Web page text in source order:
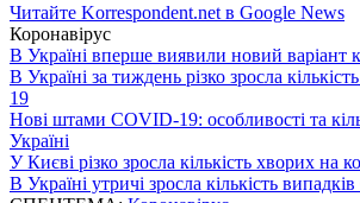
Читайте Korrespondent.net в Google News
Коронавірус
В Україні вперше виявили новий варіант
В Україні за тиждень різко зросла
19
Нові штами COVID-19: особливості та
Україні
У Києві різко зросла кількість хворих на
В Україні утричі зросла кількість